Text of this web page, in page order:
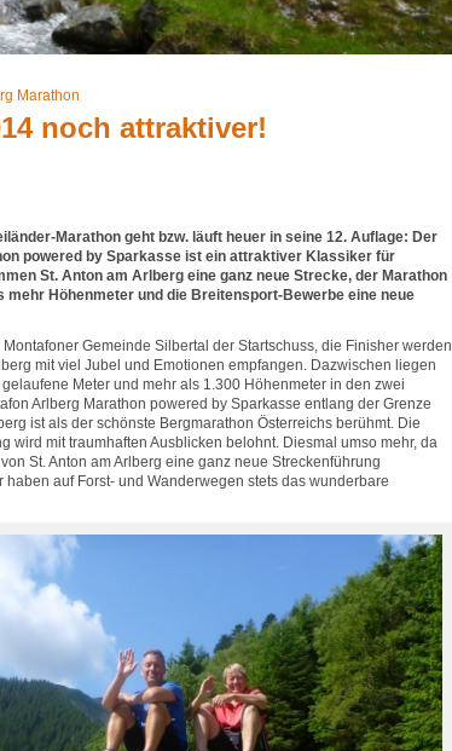
Marathon
noch attraktiver!
Marathon geht bzw. läuft heuer in seine 12. Auflage: Der
powered by Sparkasse ist ein attraktiver Klassiker für
St. Anton am Arlberg eine ganz neue Strecke, der Marathon
mehr Höhenmeter und die Breitensport-Bewerbe eine neue
Gemeinde Silbertal der Startschuss, die Finisher werden
mit viel Jubel und Emotionen empfangen. Dazwischen liegen
Meter und mehr als 1.300 Höhenmeter in den zwei
Arlberg Marathon powered by Sparkasse entlang der Grenze
ist als der schönste Bergmarathon Österreichs berühmt. Die
wird mit traumhaften Ausblicken belohnt. Diesmal umso mehr, da
St. Anton am Arlberg eine ganz neue Streckenführung
haben auf Forst- und Wanderwegen stets das wunderbare